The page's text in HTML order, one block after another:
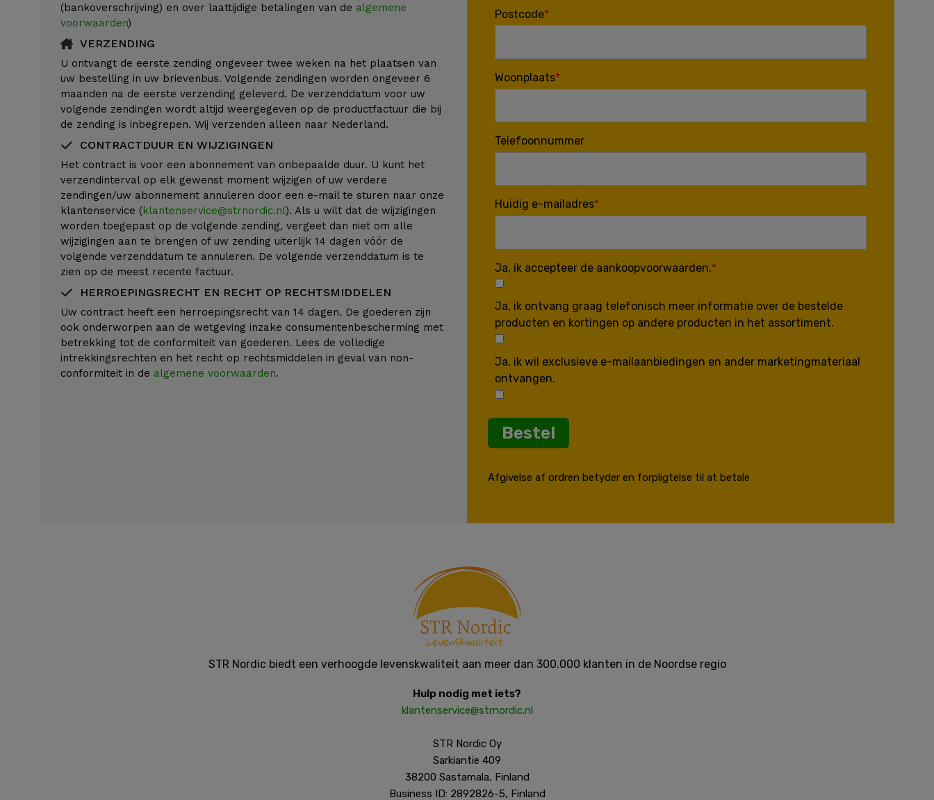
(bankoverschrijving) en over laattijdige betalingen van de algemene
voorwaarden)
VERZENDING
U ontvangt de eerste zending ongeveer twee weken na het plaatsen van
uw bestelling in uw brievenbus. Volgende zendingen worden ongeveer 6
maanden na de eerste verzending geleverd. De verzenddatum voor uw
volgende zendingen wordt altijd weergegeven op de productfactuur die bij
de zending is inbegrepen. Wij verzenden alleen naar Nederland.
CONTRACTDUUR EN WIJZIGINGEN
Het contract is voor een abonnement van onbepaalde duur. U kunt het
verzendinterval op elk gewenst moment wijzigen of uw verdere
zendingen/uw abonnement annuleren door een e-mail te sturen naar onze
klantenservice (klantenservice@strnordic.nl). Als u wilt dat de wijzigingen
worden toegepast op de volgende zending, vergeet dan niet om alle
wijzigingen aan te brengen of uw zending uiterlijk 14 dagen vóór de
volgende verzenddatum te annuleren. De volgende verzenddatum is te
zien op de meest recente factuur.
HERROEPINGSRECHT EN RECHT OP RECHTSMIDDELEN
Uw contract heeft een herroepingsrecht van 14 dagen. De goederen zijn
ook onderworpen aan de wetgeving inzake consumentenbescherming met
betrekking tot de conformiteit van goederen. Lees de volledige
intrekkingsrechten en het recht op rechtsmiddelen in geval van non-
conformiteit in de algemene voorwaarden.
Postcode
Woonplaats
Telefoonnummer
Huidig e-mailadres
Ja, ik accepteer de aankoopvoorwaarden.
Ja, ik ontvang graag telefonisch meer informatie over de bestelde
producten en kortingen op andere producten in het assortiment.
Ja, ik wil exclusieve e-mailaanbiedingen en ander marketingmateriaal
ontvangen.
Bestel
Afgivelse af ordren betyder en forpligtelse til at betale
STR Nordic biedt een verhoogde levenskwaliteit aan meer dan 300.000 klanten in de Noordse regio
Hulp nodig met iets?
klantenservice@strnordic.nl
STR Nordic Oy
Sarkiantie 409
38200 Sastamala, Finland
Business ID: 2892826-5, Finland